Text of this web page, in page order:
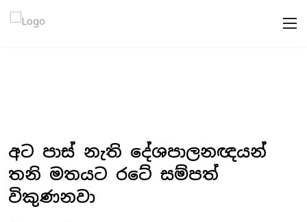
අට පාස් නැති දේශපාලනඥයන්
තනි මතයට රටේ සම්පත්
විකුණනවා